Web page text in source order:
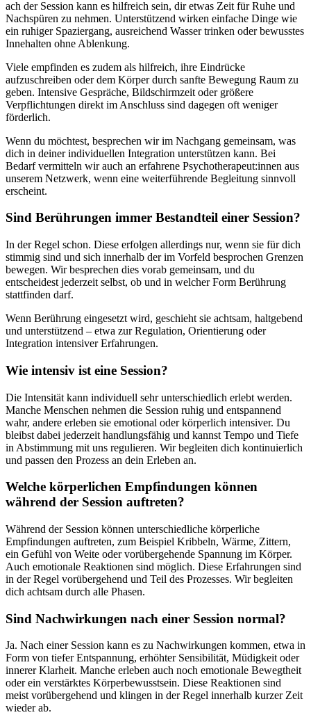
ach der Session kann es hilfreich sein, dir etwas Zeit für Ruhe und
Nachspüren zu nehmen. Unterstützend wirken einfache Dinge wie
ein ruhiger Spaziergang, ausreichend Wasser trinken oder bewusstes
Innehalten ohne Ablenkung.
Viele empfinden es zudem als hilfreich, ihre Eindrücke
aufzuschreiben oder dem Körper durch sanfte Bewegung Raum zu
geben. Intensive Gespräche, Bildschirmzeit oder größere
Verpflichtungen direkt im Anschluss sind dagegen oft weniger
förderlich.
Wenn du möchtest, besprechen wir im Nachgang gemeinsam, was
dich in deiner individuellen Integration unterstützen kann. Bei
Bedarf vermitteln wir auch an erfahrene Psychotherapeut:innen aus
unserem Netzwerk, wenn eine weiterführende Begleitung sinnvoll
erscheint.
Sind Berührungen immer Bestandteil einer Session?
In der Regel schon. Diese erfolgen allerdings nur, wenn sie für dich
stimmig sind und sich innerhalb der im Vorfeld besprochen Grenzen
bewegen. Wir besprechen dies vorab gemeinsam, und du
entscheidest jederzeit selbst, ob und in welcher Form Berührung
stattfinden darf.
Wenn Berührung eingesetzt wird, geschieht sie achtsam, haltgebend
und unterstützend – etwa zur Regulation, Orientierung oder
Integration intensiver Erfahrungen.
Wie intensiv ist eine Session?
Die Intensität kann individuell sehr unterschiedlich erlebt werden.
Manche Menschen nehmen die Session ruhig und entspannend
wahr, andere erleben sie emotional oder körperlich intensiver. Du
bleibst dabei jederzeit handlungsfähig und kannst Tempo und Tiefe
in Abstimmung mit uns regulieren. Wir begleiten dich kontinuierlich
und passen den Prozess an dein Erleben an.
Welche körperlichen Empfindungen können
während der Session auftreten?
Während der Session können unterschiedliche körperliche
Empfindungen auftreten, zum Beispiel Kribbeln, Wärme, Zittern,
ein Gefühl von Weite oder vorübergehende Spannung im Körper.
Auch emotionale Reaktionen sind möglich. Diese Erfahrungen sind
in der Regel vorübergehend und Teil des Prozesses. Wir begleiten
dich achtsam durch alle Phasen.
Sind Nachwirkungen nach einer Session normal?
Ja. Nach einer Session kann es zu Nachwirkungen kommen, etwa in
Form von tiefer Entspannung, erhöhter Sensibilität, Müdigkeit oder
innerer Klarheit. Manche erleben auch noch emotionale Bewegtheit
oder ein verstärktes Körperbewusstsein. Diese Reaktionen sind
meist vorübergehend und klingen in der Regel innerhalb kurzer Zeit
wieder ab.